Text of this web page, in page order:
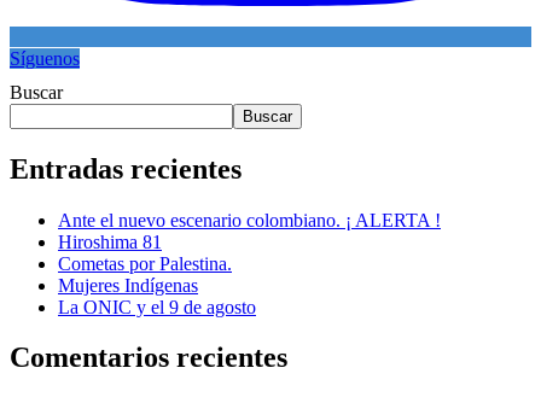
Síguenos
Buscar
Buscar
Entradas recientes
Ante el nuevo escenario colombiano. ¡ ALERTA !
Hiroshima 81
Cometas por Palestina.
Mujeres Indígenas
La ONIC y el 9 de agosto
Comentarios recientes